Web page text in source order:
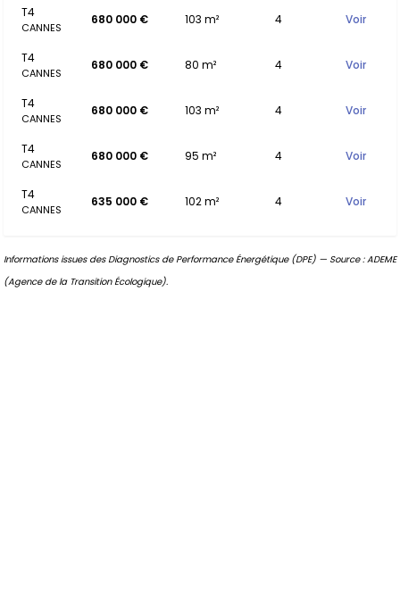
T4
CANNES
680 000 € 103 m² 4 Voir
T4
CANNES
680 000 € 80 m² 4 Voir
T4
CANNES
680 000 € 103 m² 4 Voir
T4
CANNES
680 000 € 95 m² 4 Voir
T4
CANNES
635 000 € 102 m² 4 Voir
Informations issues des Diagnostics de Performance Énergétique (DPE) — Source : ADEME
(Agence de la Transition Écologique).